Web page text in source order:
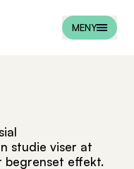
MENY
studie viser at
begrenset effekt.